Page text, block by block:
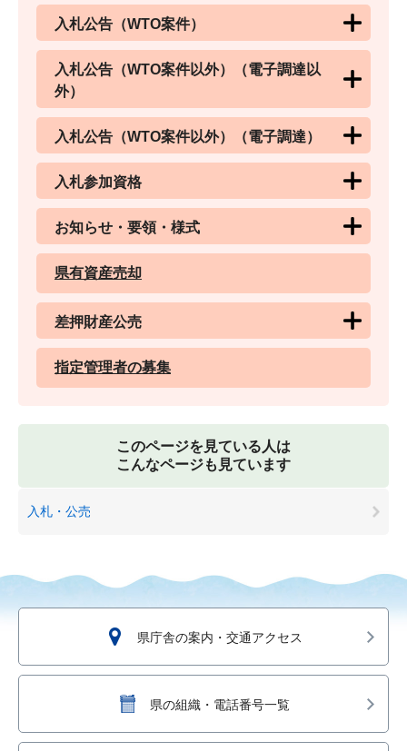
入札公告（WTO案件）
入札公告（WTO案件以外）（電子調達以
外）
入札公告（WTO案件以外）（電子調達）
入札参加資格
お知らせ・要領・様式
県有資産売却
差押財産公売
指定管理者の募集
このページを見ている人は
こんなページも見ています
入札・公売
県庁舎の案内・交通アクセス
県の組織・電話番号一覧